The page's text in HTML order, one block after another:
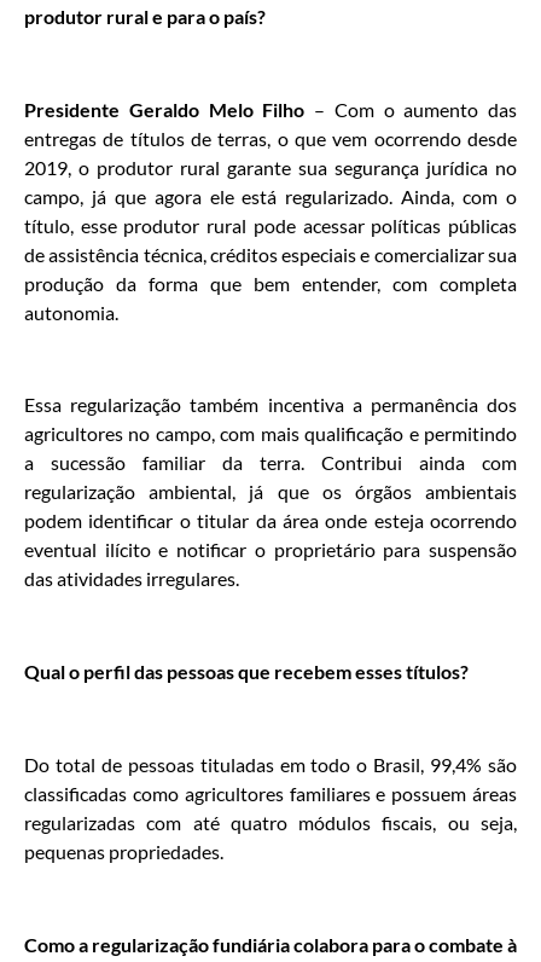
produtor rural e para o país?
Presidente Geraldo Melo Filho – Com o aumento das
entregas de títulos de terras, o que vem ocorrendo desde
2019, o produtor rural garante sua segurança jurídica no
campo, já que agora ele está regularizado. Ainda, com o
título, esse produtor rural pode acessar políticas públicas
de assistência técnica, créditos especiais e comercializar sua
produção da forma que bem entender, com completa
autonomia.
Essa regularização também incentiva a permanência dos
agricultores no campo, com mais qualificação e permitindo
a sucessão familiar da terra. Contribui ainda com
regularização ambiental, já que os órgãos ambientais
podem identificar o titular da área onde esteja ocorrendo
eventual ilícito e notificar o proprietário para suspensão
das atividades irregulares.
Qual o perfil das pessoas que recebem esses títulos?
Do total de pessoas tituladas em todo o Brasil, 99,4% são
classificadas como agricultores familiares e possuem áreas
regularizadas com até quatro módulos fiscais, ou seja,
pequenas propriedades.
Como a regularização fundiária colabora para o combate à